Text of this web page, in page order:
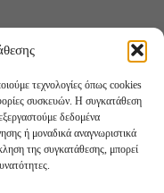
τεχνολογίες όπως cookies
συσκευών. Η συγκατάθεση
δεδομένα
ή μοναδικά αναγνωριστικά
της συγκατάθεσης, μπορεί